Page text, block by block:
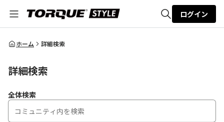
全体検索
ログイン
ホーム 詳細検索
詳細検索
全体検索